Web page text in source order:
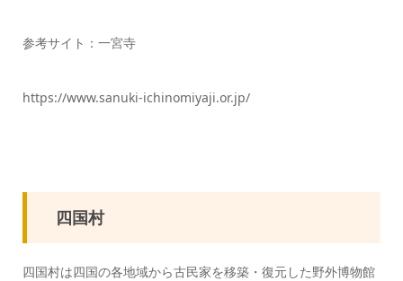
参考サイト：一宮寺
https://www.sanuki-ichinomiyaji.or.jp/
四国村
四国村は四国の各地域から古民家を移築・復元した野外博物館